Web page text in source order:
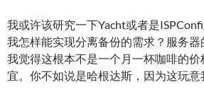
我或许该研究一下Yacht或者是
我怎样能实现分离备份的需求？服务器
我觉得这根本不是一个月一杯咖啡的
宜。你不如说是哈根达斯，因为这玩意